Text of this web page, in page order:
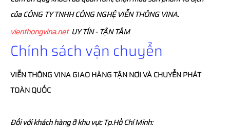
của CÔNG TY TNHH CÔNG NGHỆ VIỄN THÔNG VINA.
vienthongvina.netUY TÍN - TẬN TÂM
Chính sách vận chuyển
VIỄN THÔNGVINAGIAO HÀNG TẬN NƠI VÀ CHUYỂN PHÁT
TOÀN QUỐC
Đối với khách hàng ở khu vực Tp.Hồ Chí Minh: